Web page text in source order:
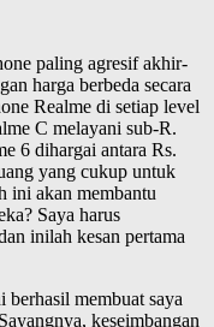
paling agresif akhir-
harga berbeda secara
Realme di setiap level
C melayani sub-R.
6 dihargai antara Rs.
yang cukup untuk
ini akan membantu
Saya harus
inilah kesan pertama
membuat saya
keseimbangan